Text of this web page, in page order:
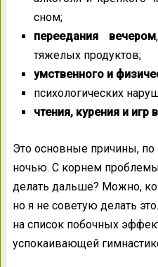
сном;
переедания вечером
тяжелых продуктов;
умственного и
психологических
чтения, курения и игр
Это основные причины, по
ночью. С корнем
делать дальше? Можно,
но я не советую делать
на список побочных
успокаивающей